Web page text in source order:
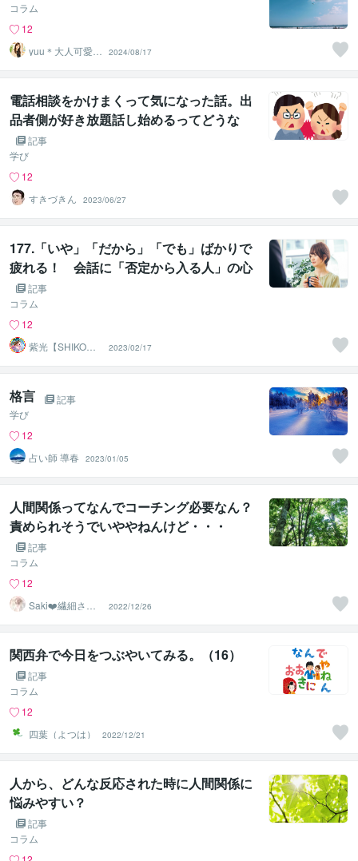
コラム
12
yuu＊大人可愛い
癒し声✨心を整
える時間
2024/08/17
電話相談をかけまくって気になった話。出
品者側が好き放題話し始めるってどうな
の？記事
学び
12
すきづきん
2023/06/27
177.「いや」「だから」「でも」ばかりで
疲れる！ 会話に「否定から入る人」の心
理とは？
記事
コラム
12
紫光【SHIKO】
遠隔透視鑑定士
2023/02/17
格言
記事
学び
12
占い師 導春
2023/01/05
人間関係ってなんでコーチング必要なん？
責められそうでいややねんけど・・・
記事
コラム
12
Saki❤️繊細さん
のハッピーサポ
ーター
2022/12/26
関西弁で今日をつぶやいてみる。（16）
記事
コラム
12
四葉（よつは）
2022/12/21
人から、どんな反応された時に人間関係に
悩みやすい？
記事
コラム